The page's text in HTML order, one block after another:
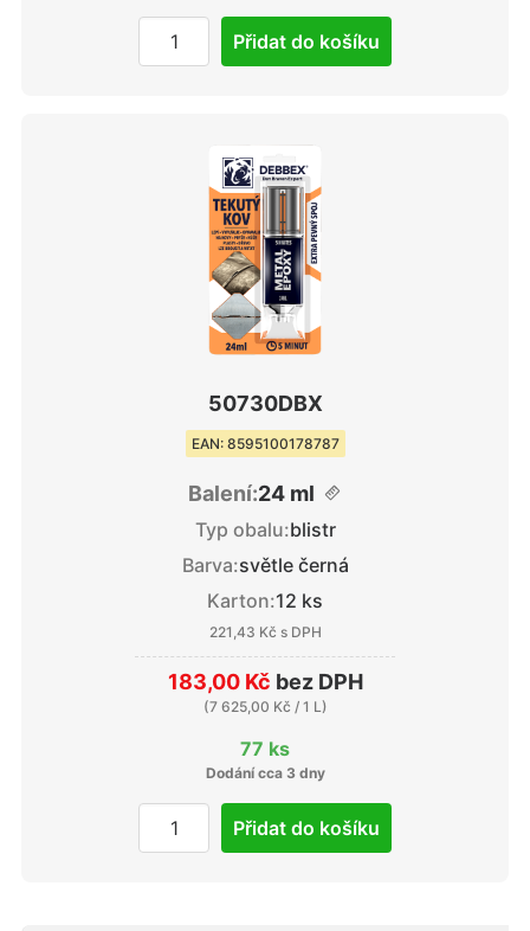
Přidat do košíku
50730DBX
EAN: 8595100178787
Balení:24 ml
Typ obalu:blistr
Barva:světle černá
Karton:12 ks
221,43 Kč s DPH
183,00 Kč bez DPH
(7 625,00 Kč / 1 L)
77 ks
Dodání cca 3 dny
Přidat do košíku